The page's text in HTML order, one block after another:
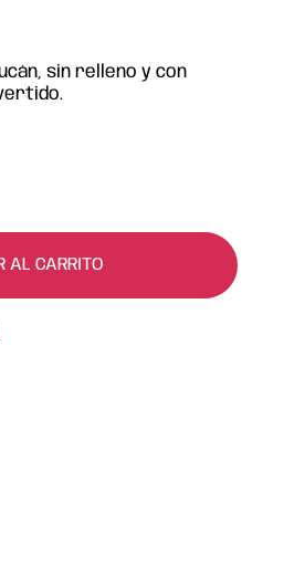
sin relleno y con
AL CARRITO